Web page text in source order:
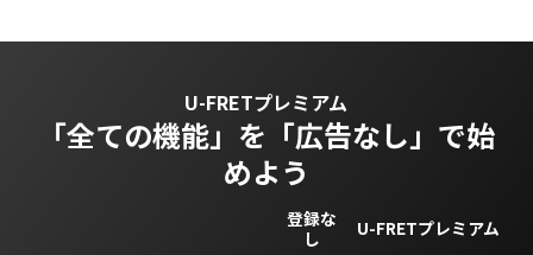
U-FRETプレミアム
「全ての機能」を 「広告なし」で始
めよう
登録な
し
U-FRETプレミアム